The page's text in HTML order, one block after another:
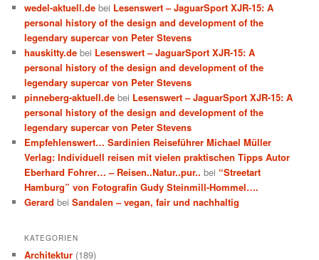
wedel-aktuell.de bei Lesenswert – JaguarSport XJR-15: A
personal history of the design and development of the
legendary supercar von Peter Stevens
hauskitty.de bei Lesenswert – JaguarSport XJR-15: A
personal history of the design and development of the
legendary supercar von Peter Stevens
pinneberg-aktuell.de bei Lesenswert – JaguarSport XJR-15: A
personal history of the design and development of the
legendary supercar von Peter Stevens
Empfehlenswert… Sardinien Reiseführer Michael Müller
Verlag: Individuell reisen mit vielen praktischen Tipps Autor
Eberhard Fohrer… – Reisen..Natur..pur.. bei “Streetart
Hamburg” von Fotografin Gudy Steinmill-Hommel….
Gerard beiSandalen – vegan, fair und nachhaltig
KATEGORIEN
Architektur (189)